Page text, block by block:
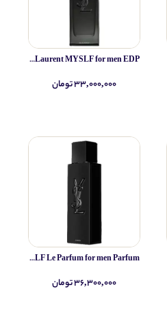
Yves Saint Laurent MYSLF for men EDP
۳۳,۰۰۰,۰۰۰ تومان
Yves Saint Laurent MYSLF Le Parfum for men Parfum
۳۶,۳۰۰,۰۰۰ تومان